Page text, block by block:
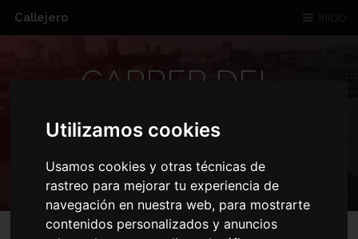
Utilizamos cookies
Usamos cookies y otras técnicas de
rastreo para mejorar tu experiencia de
navegación en nuestra web, para mostrarte
contenidos personalizados y anuncios
Callejero Inicio
CARRER DEL
NOTARI CLOSELLS
OLOT